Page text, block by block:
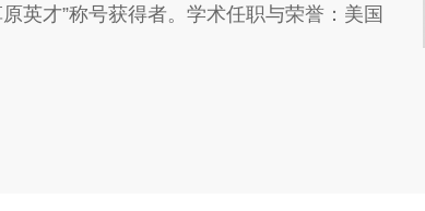
英才”称号获得者。学术任职与荣誉：美国